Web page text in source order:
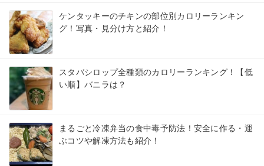
ケンタッキーのチキンの部位別カロリーランキン
グ！写真・見分け方と紹介！
スタバシロップ全種類のカロリーランキング！【低
い順】バニラは？
まるごと冷凍弁当の食中毒予防法！安全に作る・運
ぶコツや解凍方法も紹介！